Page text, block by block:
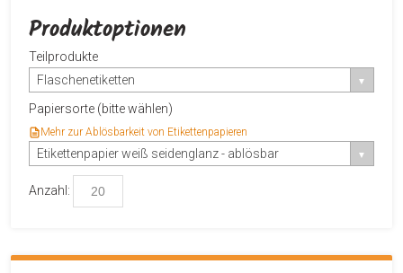
Produktoptionen
Teilprodukte
Flaschenetiketten
Papiersorte (bitte wählen)
Mehr zur Ablösbarkeit von Etikettenpapieren
Etikettenpapier weiß seidenglanz - ablösbar
Anzahl: